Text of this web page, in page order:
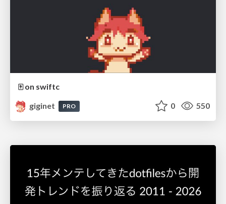
🀄️ on swiftc
giginet
PRO 0 550